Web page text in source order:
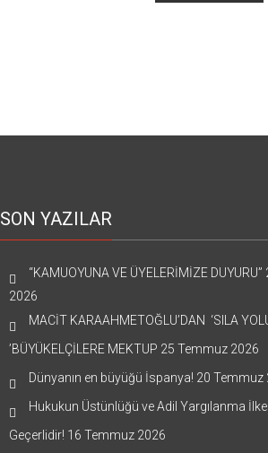
SON YAZILAR
“KAMUOYUNA VE ÜYELERİMİZE DUYURU”
2026
MACİT KARAAHMETOĞLU’DAN ‘SILA
’BÜYÜKELÇİLERE MEKTUP 25 Temmuz 2026
Dünyanın en büyüğü İspanya! 20 Temmuz
Hukukun Üstünlüğü ve Adil Yargılanma
Geçerlidir! 16 Temmuz 2026